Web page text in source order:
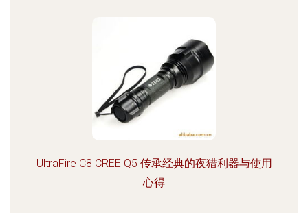
UltraFire C8 CREE Q5 传承经典的夜猎利器与使用
心得